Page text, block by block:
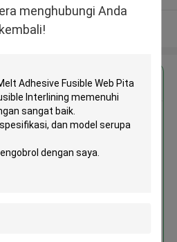
menghubungi Anda
kembali!
Lihat Lebih
Terbaik untuk
TPU Hot Melt Adhesive
Web Pita Ramah
Fusible Interlining